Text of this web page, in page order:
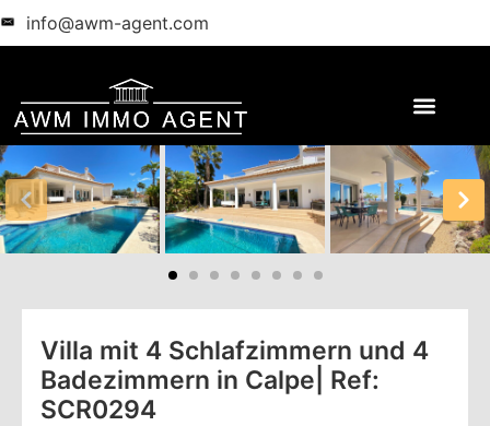
info@awm-agent.com
Villa mit 4 Schlafzimmern und 4
Badezimmern in Calpe| Ref:
SCR0294